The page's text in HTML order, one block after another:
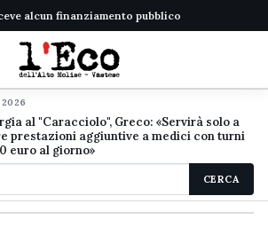
alcun finanziamento pubblico
al "Caracciolo", Greco: «Servirà solo a
prestazioni aggiuntive a medici con turni
euro al giorno»
CERCA